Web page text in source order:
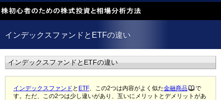
インデックスファンドとETFの違い
インデックスファンドとETFの違い
インデックスファンド と ETF、この2つは内容がよく似た金融商品
で
す。ただ、この2つは少し違いがあり、互いにメリットとデメリットがあ